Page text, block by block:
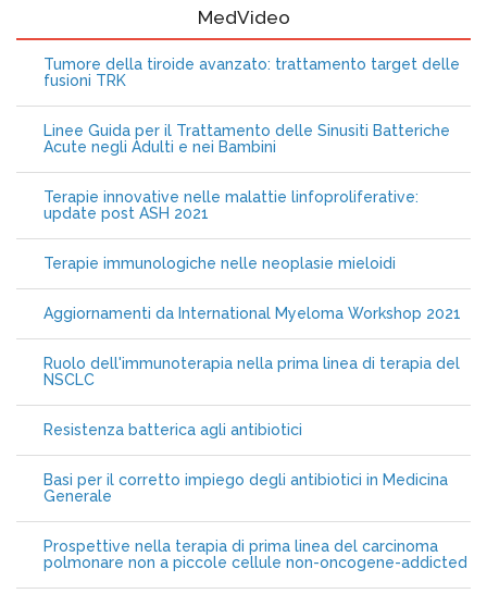
MedVideo
Tumore della tiroide avanzato: trattamento target delle
fusioni TRK
Linee Guida per il Trattamento delle Sinusiti Batteriche
Acute negli Adulti e nei Bambini
Terapie innovative nelle malattie linfoproliferative:
update post ASH 2021
Terapie immunologiche nelle neoplasie mieloidi
Aggiornamenti da International Myeloma Workshop 2021
Ruolo dell'immunoterapia nella prima linea di terapia del
NSCLC
Resistenza batterica agli antibiotici
Basi per il corretto impiego degli antibiotici in Medicina
Generale
Prospettive nella terapia di prima linea del carcinoma
polmonare non a piccole cellule non-oncogene-addicted